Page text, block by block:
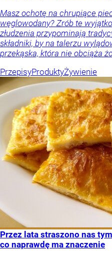
Masz ochotę na chrupiące
węglowodany? Zrób te
złudzenia przypominają
składniki, by na talerzu
przekąska, która nie obciąża
PrzepisyProduktyŻywienie
Przez lata straszono nas
co naprawdę ma znaczenie